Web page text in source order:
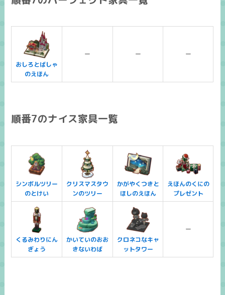
おしろとばしゃ
のえほん
ー ー ー
順番7のナイス家具一覧
シンボルツリー
のとけい
クリスマスタウ
ンのツリー
かがやくつきと
ほしのえほん
えほんのくにの
プレゼント
くるみわりにん
ぎょう
かいていのおお
きないわば
クロネコなキャ
ットタワー
ー